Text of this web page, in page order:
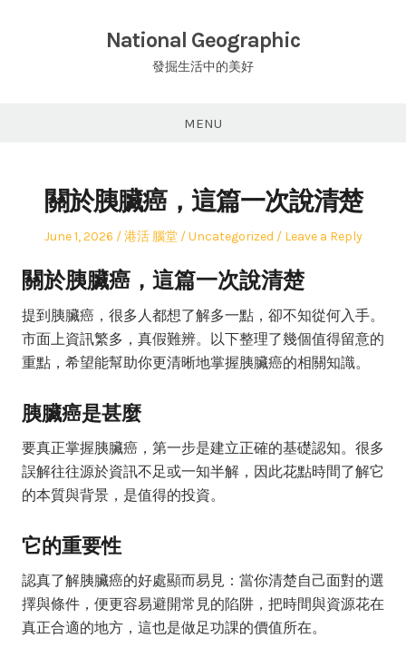
National Geographic
發掘生活中的美好
MENU
關於胰臟癌，這篇一次說清楚
Posted
June 1, 2026 Author
港活 腦堂
Posted
Uncategorized Leave a Reply
關於胰臟癌，這篇一次說清楚
提到胰臟癌，很多人都想了解多一點，卻不知從何入手。
市面上資訊繁多，真假難辨。以下整理了幾個值得留意的
重點，希望能幫助你更清晰地掌握胰臟癌的相關知識。
胰臟癌是甚麼
要真正掌握胰臟癌，第一步是建立正確的基礎認知。很多
誤解往往源於資訊不足或一知半解，因此花點時間了解它
的本質與背景，是值得的投資。
它的重要性
認真了解胰臟癌的好處顯而易見：當你清楚自己面對的選
擇與條件，便更容易避開常見的陷阱，把時間與資源花在
真正合適的地方，這也是做足功課的價值所在。